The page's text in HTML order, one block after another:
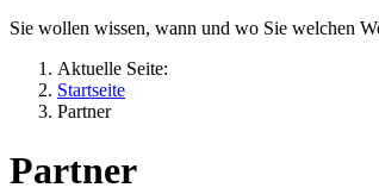
Sie wollen wissen, wann und wo Sie welchen
Aktuelle Seite:
Startseite
Partner
Partner